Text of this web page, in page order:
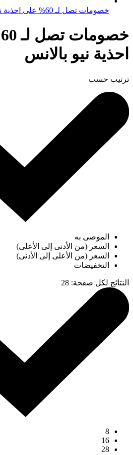
خصومات تصل لـ 60% على احذية نيو بالانس
احذية نيو بالانس
ترتيب حسب
الموصى به
السعر (من الأدنى إلى الأعلى)
السعر (من الأعلى إلى الأدنى)
التخفيضات
النتائج لكل صفحة:
28
8
16
28